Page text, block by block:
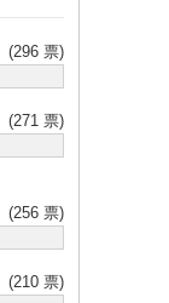
(296 票)
(271 票)
(256 票)
(210 票)